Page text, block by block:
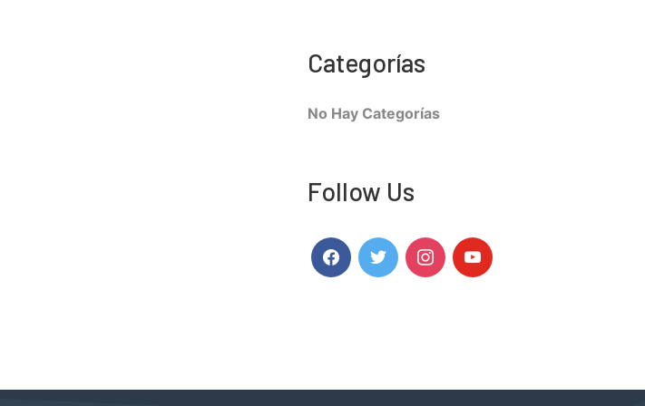
Categorías
No Hay Categorías
Follow Us
FacebookTwitterInstagramYoutube